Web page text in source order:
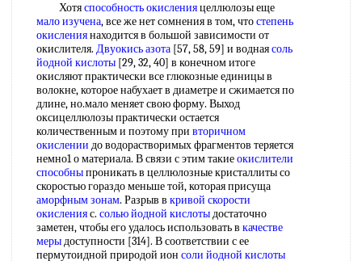
Хотяспособность окисленияцеллюлозы еще
мало изучена, все же нет сомнения в том, чтостепень
окислениянаходится в большой зависимости от
окислителя. Двуокись азота [57, 58, 59] и воднаясоль
йодной кислоты [29, 32, 40] в конечном итоге
окисляют практически все глюкозные единицы в
волокне, которое набухает в диаметре и сжимается по
длине, но.мало меняет свою форму. Выход
оксицеллюлозы практически остается
количественным и поэтому при вторичном
окислении до водорастворимых фрагментов теряется
немно1 о материала. В связи с этим такиеокислители
способныпроникать в целлюлозные кристаллиты со
скоростью гораздо меньше той, которая присуща
аморфным зонам. Разрыв в кривой скорости
окисленияс. солью йодной кислотыдостаточно
заметен, чтобы его удалось использовать в качестве
мерыдоступности [314]. В соответствии с ее
пермутоидной природой ион соли йодной кислоты